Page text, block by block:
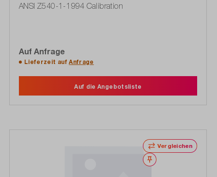
ANSI Z540-1-1994 Calibration
Auf Anfrage
Lieferzeit aufAnfrage
Auf die Angebotsliste
Vergleichen
Merken